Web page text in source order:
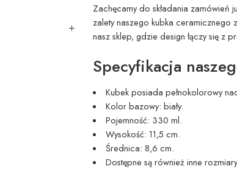
Zachęcamy do składania zamówień
zalety naszego kubka ceramicznego
nasz sklep, gdzie design łączy się z
Specyfikacja
Kubek posiada pełnokolorowy
Kolor bazowy: biały.
Pojemność: 330 ml.
Wysokość: 11,5 cm.
Średnica: 8,6 cm.
Dostępne są również inne